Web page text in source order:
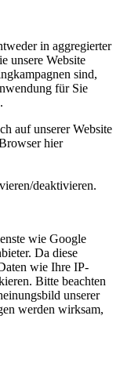
in aggregierter
unsere Website
sind,
für Sie
auf unserer Website
hier
deaktivieren.
wie Google
Da diese
wie Ihre IP-
Bitte beachten
unserer
werden wirksam,